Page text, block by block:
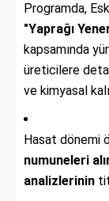
Programda,
"Yaprağı
kapsamında
üreticilere
ve kimyasal
Hasat dönemi
numuneleri
analizlerinin